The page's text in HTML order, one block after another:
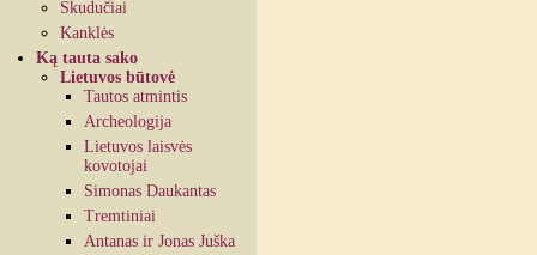
Skudučiai
Kanklės
Ką tauta sako
Lietuvos būtovė
Tautos atmintis
Archeologija
Lietuvos laisvės
kovotojai
Simonas Daukantas
Tremtiniai
Antanas ir Jonas Juška